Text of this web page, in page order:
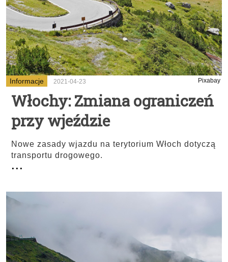
Informacje 2021-04-23 Pixabay
Włochy: Zmiana ograniczeń
przy wjeździe
Nowe zasady wjazdu na terytorium Włoch dotyczą
transportu drogowego.
...